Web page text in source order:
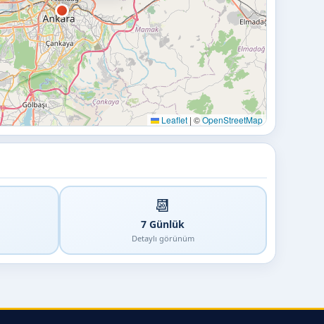
Leaflet | ©OpenStreetMap
📆
7 Günlük
Detaylı görünüm